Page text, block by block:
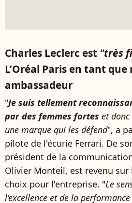
Charles Leclerc est "très
L’Oréal Paris en tant que
ambassadeur
"Je suis tellement
par des femmes fortes et
une marque qui les défend", a
pilote de l'écurie Ferrari. De
président de la
Olivier Monteil, est revenu sur
choix pour l'entreprise. "Le
l’excellence et de la